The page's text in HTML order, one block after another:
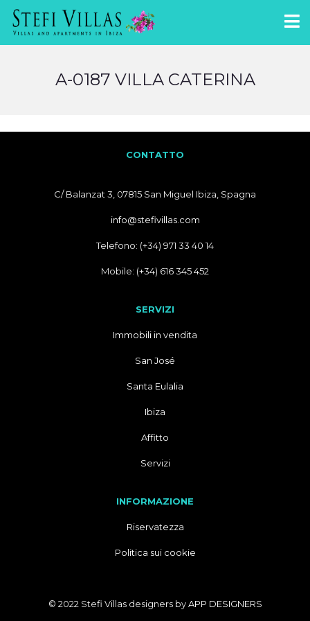
A-0187 VILLA CATERINA
CONTATTO
C/ Balanzat 3, 07815 San Miguel Ibiza, Spagna
info@stefivillas.com
Telefono: (+34) 971 33 40 14
Mobile: (+34) 616 345 452
SERVIZI
Immobili in vendita
San José
Santa Eulalia
Ibiza
Affitto
Servizi
INFORMAZIONE
Riservatezza
Politica sui cookie
© 2022 Stefi Villas designers byAPP DESIGNERS